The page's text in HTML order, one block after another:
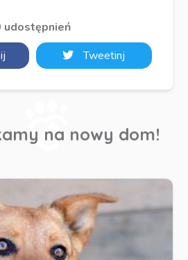
udostępnień
Tweetinj
na nowy dom!